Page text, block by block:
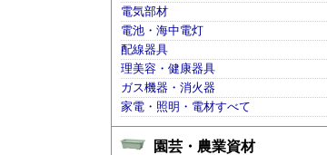
電気部材
電池・海中電灯
配線器具
理美容・健康器具
ガス機器・消火器
家電・照明・電材すべて
園芸・農業資材